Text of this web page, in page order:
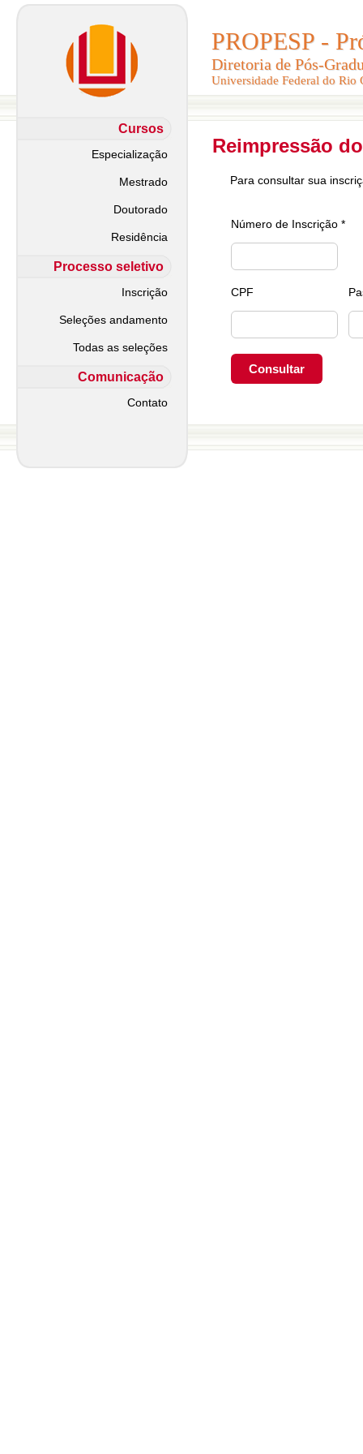
PROPESP -
Diretoria de Pós-
Universidade Federal do Rio
PROPESP -
Diretoria de Pós-
Universidade Federal do Rio
Cursos
Especialização
Mestrado
Doutorado
Residência
Processo seletivo
Inscrição
Seleções andamento
Todas as seleções
Comunicação
Contato
Reimpressão
Para consultar sua
Número de Inscrição *
CPF